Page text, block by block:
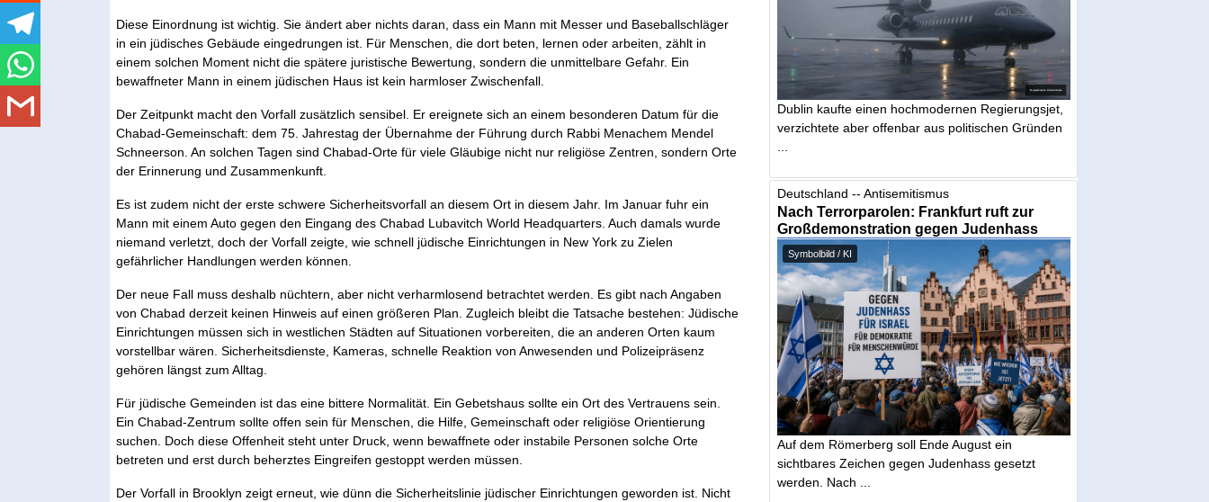
Diese Einordnung ist wichtig. Sie ändert aber nichts daran, dass ein Mann mit Messer und Baseballschläger
in ein jüdisches Gebäude eingedrungen ist. Für Menschen, die dort beten, lernen oder arbeiten, zählt in
einem solchen Moment nicht die spätere juristische Bewertung, sondern die unmittelbare Gefahr. Ein
bewaffneter Mann in einem jüdischen Haus ist kein harmloser Zwischenfall.
Der Zeitpunkt macht den Vorfall zusätzlich sensibel. Er ereignete sich an einem besonderen Datum für die
Chabad-Gemeinschaft: dem 75. Jahrestag der Übernahme der Führung durch Rabbi Menachem Mendel
Schneerson. An solchen Tagen sind Chabad-Orte für viele Gläubige nicht nur religiöse Zentren, sondern Orte
der Erinnerung und Zusammenkunft.
Es ist zudem nicht der erste schwere Sicherheitsvorfall an diesem Ort in diesem Jahr. Im Januar fuhr ein
Mann mit einem Auto gegen den Eingang des Chabad Lubavitch World Headquarters. Auch damals wurde
niemand verletzt, doch der Vorfall zeigte, wie schnell jüdische Einrichtungen in New York zu Zielen
gefährlicher Handlungen werden können.
Der neue Fall muss deshalb nüchtern, aber nicht verharmlosend betrachtet werden. Es gibt nach Angaben
von Chabad derzeit keinen Hinweis auf einen größeren Plan. Zugleich bleibt die Tatsache bestehen: Jüdische
Einrichtungen müssen sich in westlichen Städten auf Situationen vorbereiten, die an anderen Orten kaum
vorstellbar wären. Sicherheitsdienste, Kameras, schnelle Reaktion von Anwesenden und Polizeipräsenz
gehören längst zum Alltag.
Für jüdische Gemeinden ist das eine bittere Normalität. Ein Gebetshaus sollte ein Ort des Vertrauens sein.
Ein Chabad-Zentrum sollte offen sein für Menschen, die Hilfe, Gemeinschaft oder religiöse Orientierung
suchen. Doch diese Offenheit steht unter Druck, wenn bewaffnete oder instabile Personen solche Orte
betreten und erst durch beherztes Eingreifen gestoppt werden müssen.
Der Vorfall in Brooklyn zeigt erneut, wie dünn die Sicherheitslinie jüdischer Einrichtungen geworden ist. Nicht
Dublin kaufte einen hochmodernen Regierungsjet,
verzichtete aber offenbar aus politischen Gründen
Deutschland -- Antisemitismus
Nach Terrorparolen: Frankfurt ruft zur
Großdemonstration gegen Judenhass
Symbolbild / KI
Auf dem Römerberg soll Ende August ein
sichtbares Zeichen gegen Judenhass gesetzt
werden. Nach ...